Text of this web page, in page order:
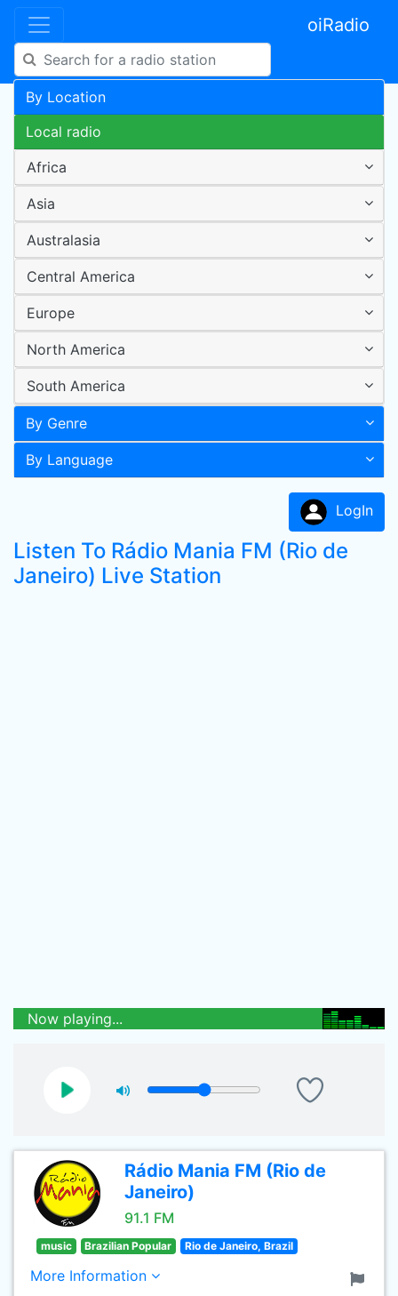
oiRadio
By Location
Local radio
Africa
Asia
Australasia
Central America
Europe
North America
South America
By Genre
By Language
LogIn
Listen To Rádio Mania FM (Rio de
Janeiro) Live Station
Now playing...
Rádio Mania FM (Rio de
Janeiro)
91.1 FM
music Brazilian Popular Rio de Janeiro, Brazil
More Information